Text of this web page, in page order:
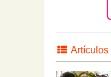
Artículos